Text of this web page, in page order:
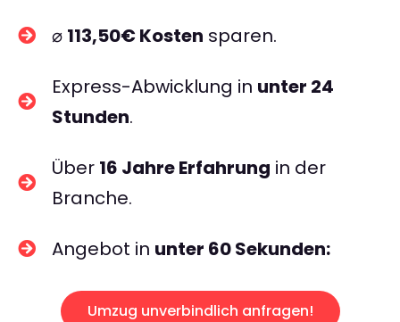
⌀ 113,50€ Kosten sparen.
Express-Abwicklung in unter 24
Stunden.
Über 16 Jahre Erfahrung in der
Branche.
Angebot in unter 60 Sekunden:
Umzug unverbindlich anfragen!